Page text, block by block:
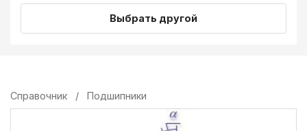
Выбрать другой
Справочник / Подшипники